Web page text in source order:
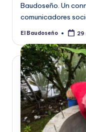
Baudoseño. Un
comunicadores
Publicado
El Baudoseño 29